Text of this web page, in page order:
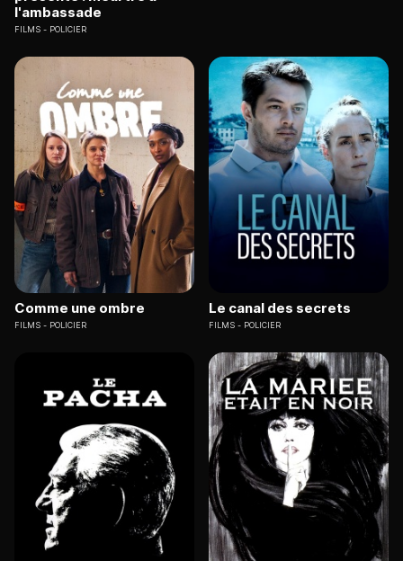
l'ambassade
FILMS POLICIER
Comme une ombre
FILMS POLICIER
Le canal des secrets
FILMS POLICIER